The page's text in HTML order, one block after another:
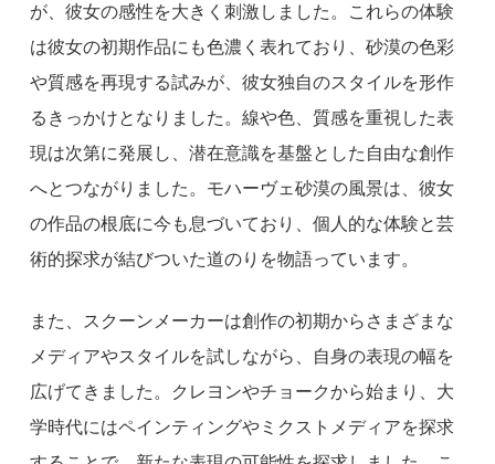
が、彼女の感性を大きく刺激しました。これらの体験
は彼女の初期作品にも色濃く表れており、砂漠の色彩
や質感を再現する試みが、彼女独自のスタイルを形作
るきっかけとなりました。線や色、質感を重視した表
現は次第に発展し、潜在意識を基盤とした自由な創作
へとつながりました。モハーヴェ砂漠の風景は、彼女
の作品の根底に今も息づいており、個人的な体験と芸
術的探求が結びついた道のりを物語っています。
また、スクーンメーカーは創作の初期からさまざまな
メディアやスタイルを試しながら、自身の表現の幅を
広げてきました。クレヨンやチョークから始まり、大
学時代にはペインティングやミクストメディアを探求